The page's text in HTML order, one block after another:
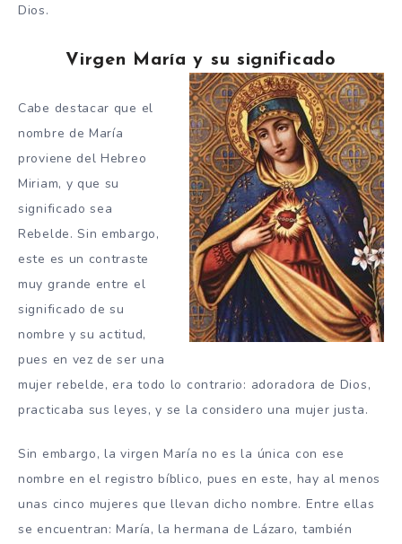
Dios.
Virgen María y su significado
Cabe destacar que el
nombre de María
proviene del Hebreo
Miriam, y que su
significado sea
Rebelde. Sin embargo,
este es un contraste
muy grande entre el
significado de su
nombre y su actitud,
pues en vez de ser una
mujer rebelde, era todo lo contrario: adoradora de Dios,
practicaba sus leyes, y se la considero una mujer justa.
Sin embargo, la virgen María no es la única con ese
nombre en el registro bíblico, pues en este, hay al menos
unas cinco mujeres que llevan dicho nombre. Entre ellas
se encuentran: María, la hermana de Lázaro, también